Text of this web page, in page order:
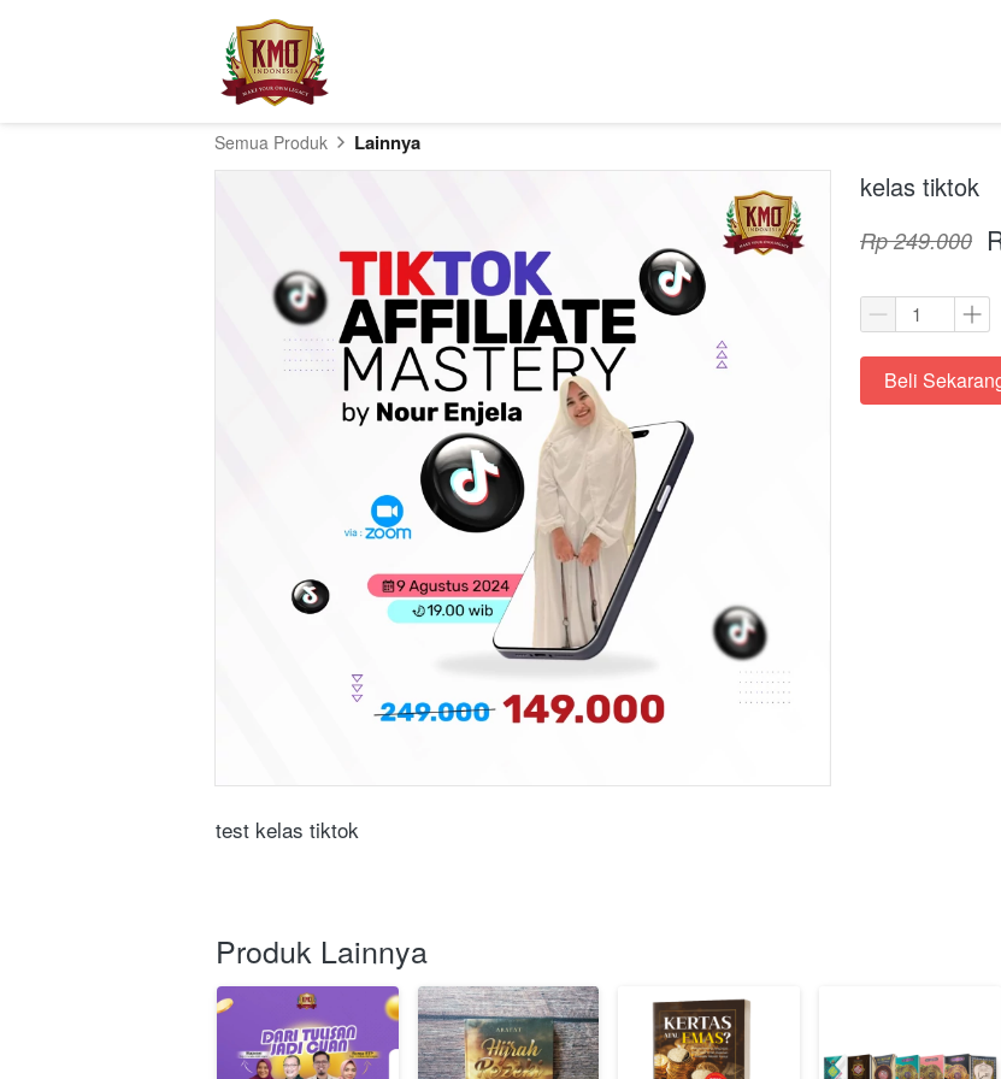
Semua Produk Lainnya
kelas tiktok
Rp 249.000
`Beli
test kelas tiktok
Produk Lainnya